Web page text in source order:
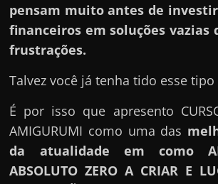
pensam muito antes de
financeiros em soluções vazias
frustrações.
Talvez você já tenha tido esse
É por isso que apresento
AMIGURUMI como uma das
da atualidade em como
ABSOLUTO ZERO A CRIAR E